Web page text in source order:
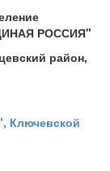
РОССИЯ"
район,
Ключевской